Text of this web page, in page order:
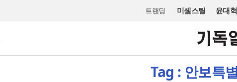
트랜딩 미셸스틸 윤대혁
Tag : 안보특